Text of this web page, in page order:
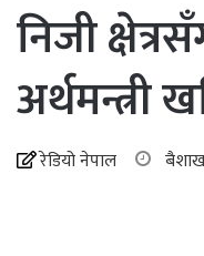
निजी
अर्थमन्त्री
रेडियो नेपाल